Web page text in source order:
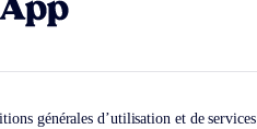
générales d’utilisation et de services